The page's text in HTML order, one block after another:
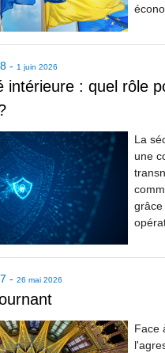
- 1 juin 2026
intérieure : quel rôle
La
une
grâce
-26 mai 2026
Face